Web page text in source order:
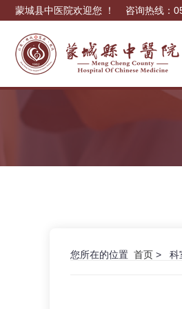
蒙城县中医院欢迎您 ！ 咨询热线：
您所在的位置 首页 > 科